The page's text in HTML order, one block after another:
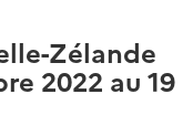
Zélande
2022 au 19